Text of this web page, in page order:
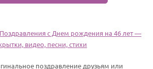
c Днем рождения на 46 лет —
видео, песни, стихи
поздравление друзьям или